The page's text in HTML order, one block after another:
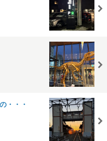
・・・